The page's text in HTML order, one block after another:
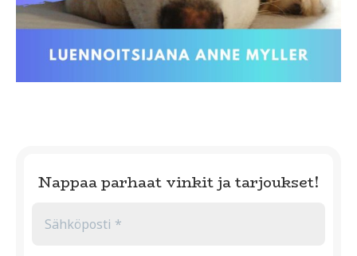
Nappaa parhaat vinkit ja tarjoukset!